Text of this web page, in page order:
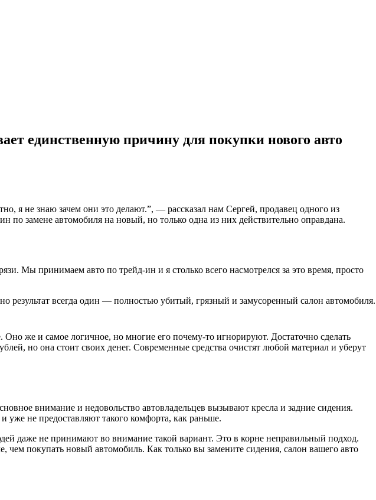
единственную причину для покупки нового авто
я не знаю зачем они это делают.”, — рассказал нам Сергей, продавец одного из
по замене автомобиля на новый, но только одна из них действительно оправдана.
Мы принимаем авто по трейд-ин и я столько всего насмотрелся за это время, просто
результат всегда один — полностью убитый, грязный и замусоренный салон автомобиля.
же и самое логичное, но многие его почему-то игнорируют. Достаточно сделать
но она стоит своих денег. Современные средства очистят любой материал и уберут
внимание и недовольство автовладельцев вызывают кресла и задние сидения.
не предоставляют такого комфорта, как раньше.
даже не принимают во внимание такой вариант. Это в корне неправильный подход.
чем покупать новый автомобиль. Как только вы замените сидения, салон вашего авто